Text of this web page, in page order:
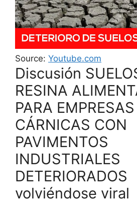
Source: Youtube.com
Discusión
RESINA
PARA EMPRESAS
CÁRNICAS CON
PAVIMENTOS
INDUSTRIALES
DETERIORADOS
volviéndose viral